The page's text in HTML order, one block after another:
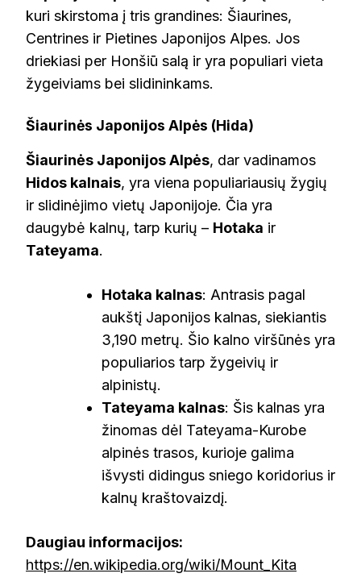
kuri skirstoma į tris grandines: Šiaurines,
Centrines ir Pietines Japonijos Alpes. Jos
driekiasi per Honšiū salą ir yra populiari vieta
žygeiviams bei slidininkams.
Šiaurinės Japonijos Alpės (Hida)
Šiaurinės Japonijos Alpės, dar vadinamos
Hidos kalnais, yra viena populiariausių žygių
ir slidinėjimo vietų Japonijoje. Čia yra
daugybė kalnų, tarp kurių – Hotaka ir
Tateyama.
Hotaka kalnas: Antrasis pagal
aukštį Japonijos kalnas, siekiantis
3,190 metrų. Šio kalno viršūnės yra
populiarios tarp žygeivių ir
alpinistų.
Tateyama kalnas: Šis kalnas yra
žinomas dėl Tateyama-Kurobe
alpinės trasos, kurioje galima
išvysti didingus sniego koridorius ir
kalnų kraštovaizdį.
Daugiau informacijos:
https://en.wikipedia.org/wiki/Mount_Kita